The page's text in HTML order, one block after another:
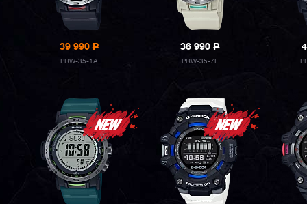
39 990P
PRW-35-1A
36 990P
PRW-35-7E